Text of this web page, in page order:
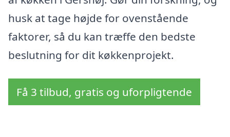
husk at tage højde for ovenstående
faktorer, så du kan træffe den bedste
beslutning for dit køkkenprojekt.
Få 3 tilbud, gratis og uforpligtende